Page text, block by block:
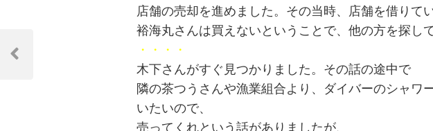
店舗の売却を進めました。その当時、店舗を借りて
裕海丸さんは買えないということで、他の方を探し
・・・・
木下さんがすぐ見つかりました。その話の途中で
隣の茶つうさんや漁業組合より、ダイバーのシャワ
いたいので、
売ってくれという話がありましたが、
稿
Previous